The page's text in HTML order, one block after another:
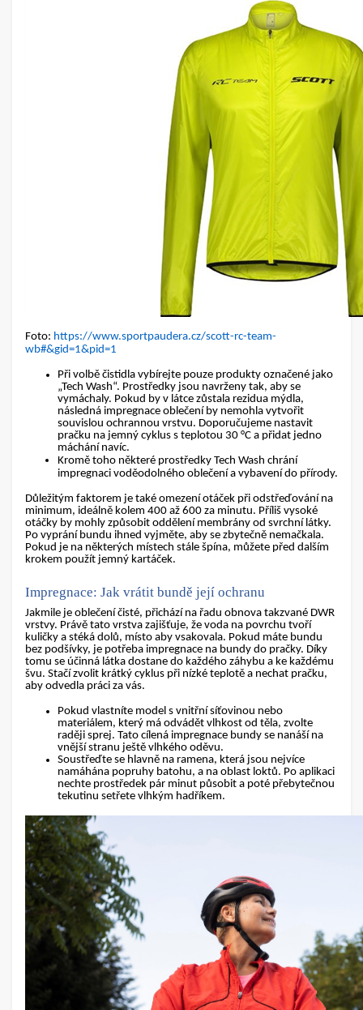
Foto: https://www.sportpaudera.cz/scott-rc-team-
wb#&gid=1&pid=1
Při volbě čistidla vybírejte pouze produkty označené jako
„Tech Wash“. Prostředky jsou navrženy tak, aby se
vymáchaly. Pokud by v látce zůstala rezidua mýdla,
následná impregnace oblečení by nemohla vytvořit
souvislou ochrannou vrstvu. Doporučujeme nastavit
pračku na jemný cyklus s teplotou 30 °C a přidat jedno
máchání navíc.
Kromě toho některé prostředky Tech Wash chrání
impregnaci voděodolného oblečení a vybavení do přírody.
Důležitým faktorem je také omezení otáček při odstřeďování na
minimum, ideálně kolem 400 až 600 za minutu. Příliš vysoké
otáčky by mohly způsobit oddělení membrány od svrchní látky.
Po vyprání bundu ihned vyjměte, aby se zbytečně nemačkala.
Pokud je na některých místech stále špína, můžete před dalším
krokem použít jemný kartáček.
Impregnace: Jak vrátit bundě její ochranu
Jakmile je oblečení čisté, přichází na řadu obnova takzvané DWR
vrstvy. Právě tato vrstva zajišťuje, že voda na povrchu tvoří
kuličky a stéká dolů, místo aby vsakovala. Pokud máte bundu
bez podšívky, je potřeba impregnace na bundy do pračky. Díky
tomu se účinná látka dostane do každého záhybu a ke každému
švu. Stačí zvolit krátký cyklus při nízké teplotě a nechat pračku,
aby odvedla práci za vás.
Pokud vlastníte model s vnitřní síťovinou nebo
materiálem, který má odvádět vlhkost od těla, zvolte
raději sprej. Tato cílená impregnace bundy se nanáší na
vnější stranu ještě vlhkého oděvu.
Soustřeďte se hlavně na ramena, která jsou nejvíce
namáhána popruhy batohu, a na oblast loktů. Po aplikaci
nechte prostředek pár minut působit a poté přebytečnou
tekutinu setřete vlhkým hadříkem.